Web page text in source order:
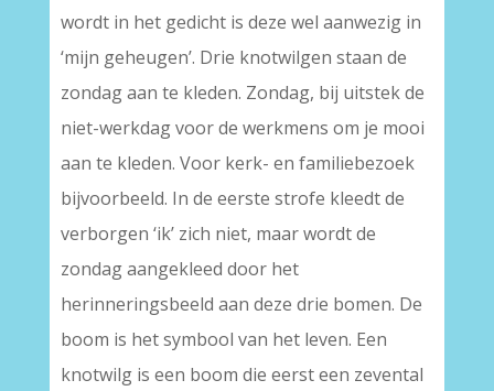
wordt in het gedicht is deze wel aanwezig in
‘mijn geheugen’. Drie knotwilgen staan de
zondag aan te kleden. Zondag, bij uitstek de
niet-werkdag voor de werkmens om je mooi
aan te kleden. Voor kerk- en familiebezoek
bijvoorbeeld. In de eerste strofe kleedt de
verborgen ‘ik’ zich niet, maar wordt de
zondag aangekleed door het
herinneringsbeeld aan deze drie bomen. De
boom is het symbool van het leven. Een
knotwilg is een boom die eerst een zevental